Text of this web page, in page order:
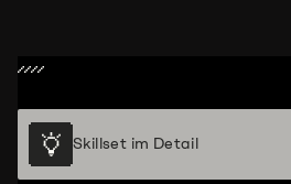
Skillset im Detail